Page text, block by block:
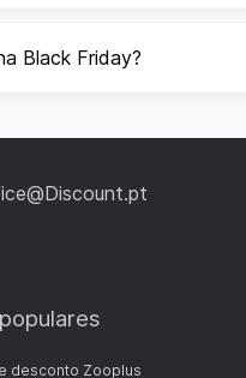
Black Friday?
desconto Zooplus